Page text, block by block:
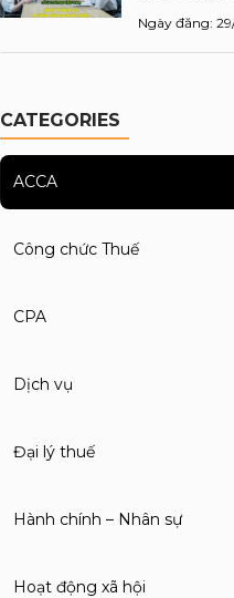
Ngày đăng:
CATEGORIES
ACCA
Công chức Thuế
CPA
Dịch vụ
Đại lý thuế
Hành chính – Nhân sự
Hoạt động xã hội